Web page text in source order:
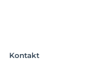
Kontakt